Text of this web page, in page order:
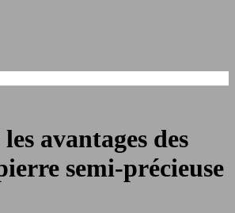
avantages des
semi-précieuse